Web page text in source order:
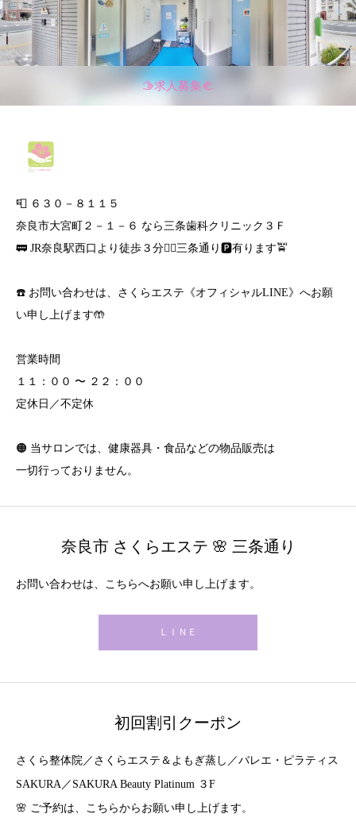
🫱求人募集🫲
📮 ６３０－８１１５
奈良市大宮町２－１－６ なら三条歯科クリニック３Ｆ
🚃 JR奈良駅西口より徒歩３分🚶‍♀️三条通り🅿️有ります🚖
☎️ お問い合わせは、さくらエステ《オフィシャルLINE》へお願
い申し上げます🤲
営業時間
１１：００ 〜 ２２：００
定休日／不定休
🟠 当サロンでは、健康器具・食品などの物品販売は
一切行っておりません。
奈良市 さくらエステ 🌸 三条通り
お問い合わせは、こちらへお願い申し上げます。
ＬＩＮＥ
初回割引クーポン
さくら整体院／さくらエステ＆よもぎ蒸し／バレエ・ピラティス
SAKURA／SAKURA Beauty Platinum ３F
🌸 ご予約は、こちらからお願い申し上げます。